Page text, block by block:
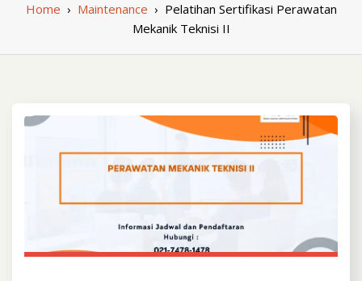
Home › Maintenance › Pelatihan Sertifikasi Perawatan
Mekanik Teknisi II